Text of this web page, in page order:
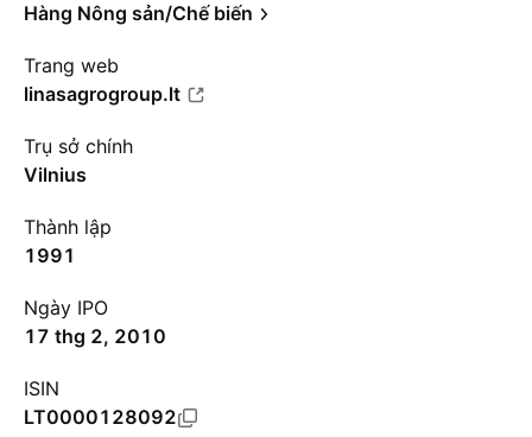
Hàng Nông sản/Chế biến
Trang web
linasagrogroup.lt
Trụ sở chính
Vilnius
Thành lập
1991
Ngày IPO
17 thg 2, 2010
ISIN
LT0000128092